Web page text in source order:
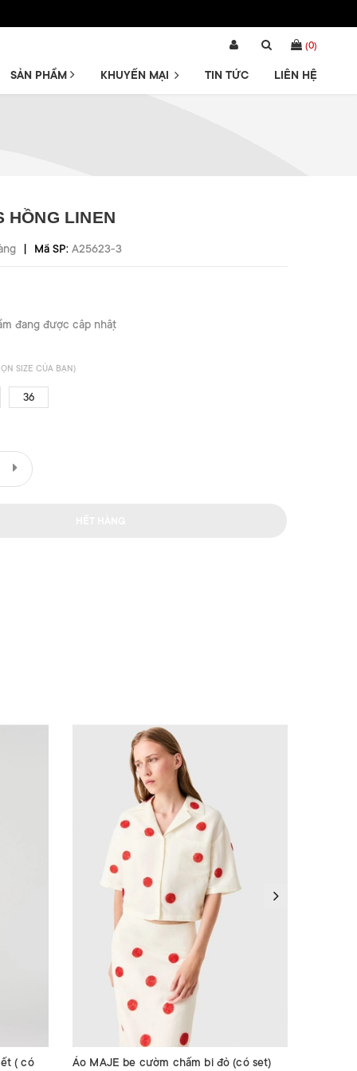
(0)
SẢN PHẨM KHUYẾN MẠI TIN TỨC LIÊN HỆ
HỒNG LINEN
| Mã SP: A25623-3
đang được cập nhật
SIZE CỦA BẠN)
36
( có
Áo MAJE be cườm chấm bi đỏ (có set)